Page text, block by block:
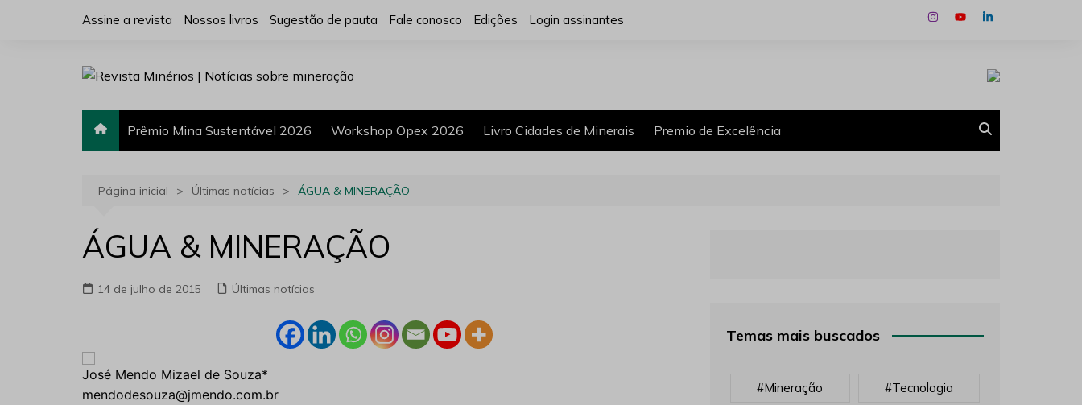
Assine a revista Nossos livros Sugestão de pauta Fale conosco Edições Login assinantes
Prêmio Mina Sustentável 2026 Workshop Opex 2026 Livro Cidades de Minerais Premio de Excelência
Página inicial Últimas notícias ÁGUA & MINERAÇÃO
ÁGUA & MINERAÇÃO
14 de julho de 2015 Últimas notícias
José Mendo Mizael de Souza*
mendodesouza@jmendo.com.br
Temas mais buscados
#mineração #tecnologia